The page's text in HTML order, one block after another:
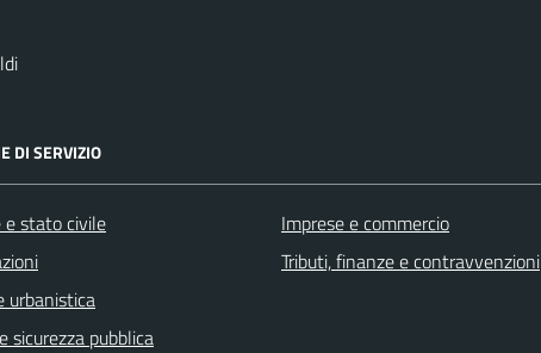
DI SERVIZIO
e stato civile
urbanistica
sicurezza pubblica
Imprese e commercio
Tributi, finanze e contravvenzioni